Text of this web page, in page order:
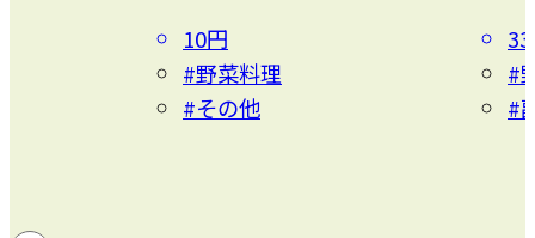
10円
#野菜料理
#その他
#
#